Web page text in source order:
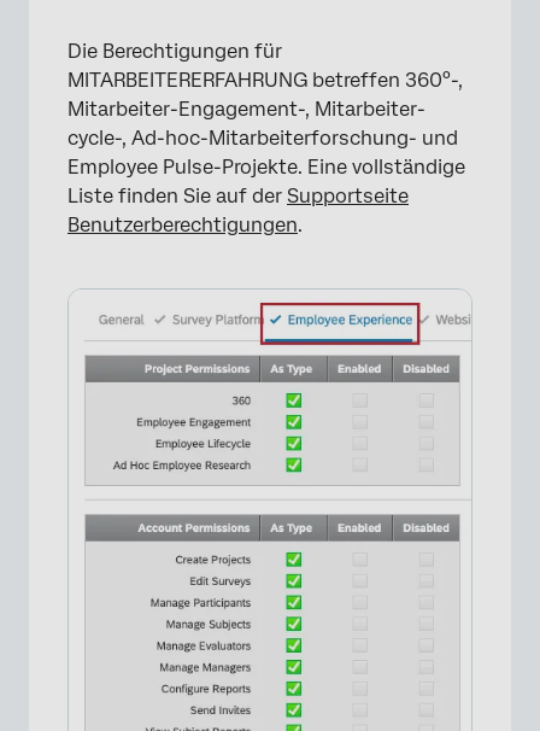
Die Berechtigungen für
MITARBEITERERFAHRUNG betreffen 360°-,
Mitarbeiter-Engagement-, Mitarbeiter-
cycle-, Ad-hoc-Mitarbeiterforschung- und
Employee Pulse-Projekte. Eine vollständige
Liste finden Sie auf der Supportseite
Benutzerberechtigungen.